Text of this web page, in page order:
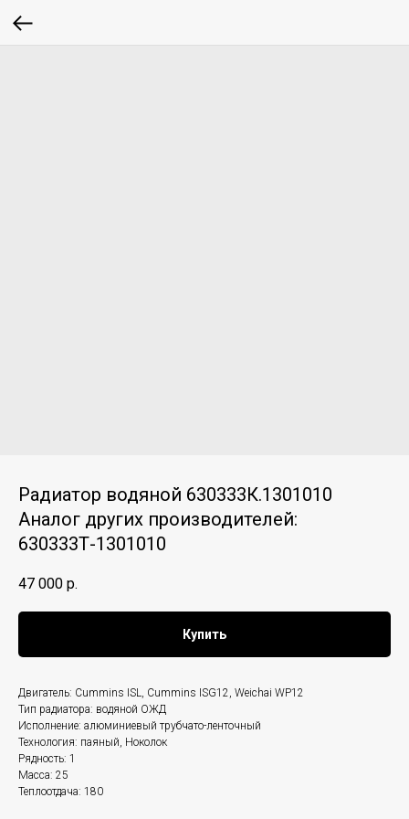
Радиатор водяной 630333К.1301010
Аналог других производителей:
630333Т-1301010
47 000 р.
Купить
Двигатель: Cummins ISL, Cummins ISG12, Weichai WP12
Тип радиатора: водяной ОЖД
Исполнение: алюминиевый трубчато-ленточный
Технология: паяный, Ноколок
Рядность: 1
Масса: 25
Теплоотдача: 180